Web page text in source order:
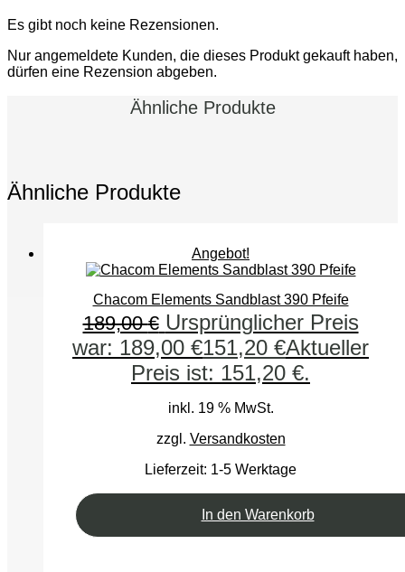
Es gibt noch keine Rezensionen.
Nur angemeldete Kunden, die dieses Produkt gekauft haben,
dürfen eine Rezension abgeben.
Ähnliche Produkte
Ähnliche Produkte
Angebot!
Chacom Elements Sandblast 390 Pfeife
189,00€ Ursprünglicher Preis
war: 189,00 €151,20 €Aktueller
Preis ist: 151,20 €.
inkl. 19 % MwSt.
zzgl. Versandkosten
Lieferzeit: 1-5 Werktage
In den Warenkorb